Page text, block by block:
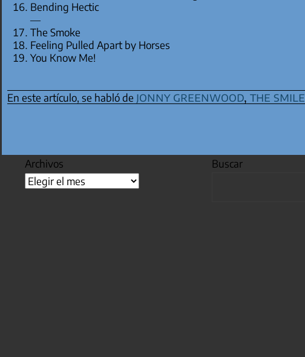
Bending Hectic
—
The Smoke
Feeling Pulled Apart by Horses
You Know Me!
En este artículo, se habló de jonny greenwood, the smile
Archivos Buscar